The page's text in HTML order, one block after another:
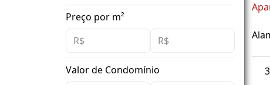
Preço por m²
Valor de Condomínio